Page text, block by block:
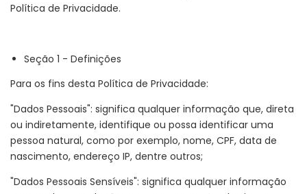
Política de Privacidade.
Seção 1 - Definições
Para os fins desta Política de Privacidade:
"Dados Pessoais": significa qualquer informação que, direta
ou indiretamente, identifique ou possa identificar uma
pessoa natural, como por exemplo, nome, CPF, data de
nascimento, endereço IP, dentre outros;
"Dados Pessoais Sensíveis": significa qualquer informação